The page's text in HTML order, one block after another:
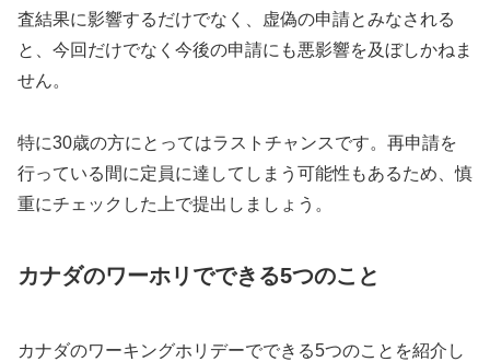
査結果に影響するだけでなく、虚偽の申請とみなされる
と、今回だけでなく今後の申請にも悪影響を及ぼしかねま
せん。
特に30歳の方にとってはラストチャンスです。再申請を
行っている間に定員に達してしまう可能性もあるため、慎
重にチェックした上で提出しましょう。
カナダのワーホリでできる5つのこと
カナダのワーキングホリデーでできる5つのことを紹介し